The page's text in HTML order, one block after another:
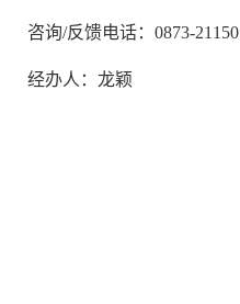
咨询/反馈电话：0873-
经办人：龙颖